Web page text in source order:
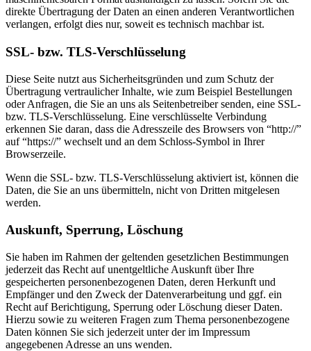
direkte Übertragung der Daten an einen anderen Verantwortlichen
verlangen, erfolgt dies nur, soweit es technisch machbar ist.
SSL- bzw. TLS-Verschlüsselung
Diese Seite nutzt aus Sicherheitsgründen und zum Schutz der
Übertragung vertraulicher Inhalte, wie zum Beispiel Bestellungen
oder Anfragen, die Sie an uns als Seitenbetreiber senden, eine SSL-
bzw. TLS-Verschlüsselung. Eine verschlüsselte Verbindung
erkennen Sie daran, dass die Adresszeile des Browsers von “http://”
auf “https://” wechselt und an dem Schloss-Symbol in Ihrer
Browserzeile.
Wenn die SSL- bzw. TLS-Verschlüsselung aktiviert ist, können die
Daten, die Sie an uns übermitteln, nicht von Dritten mitgelesen
werden.
Auskunft, Sperrung, Löschung
Sie haben im Rahmen der geltenden gesetzlichen Bestimmungen
jederzeit das Recht auf unentgeltliche Auskunft über Ihre
gespeicherten personenbezogenen Daten, deren Herkunft und
Empfänger und den Zweck der Datenverarbeitung und ggf. ein
Recht auf Berichtigung, Sperrung oder Löschung dieser Daten.
Hierzu sowie zu weiteren Fragen zum Thema personenbezogene
Daten können Sie sich jederzeit unter der im Impressum
angegebenen Adresse an uns wenden.